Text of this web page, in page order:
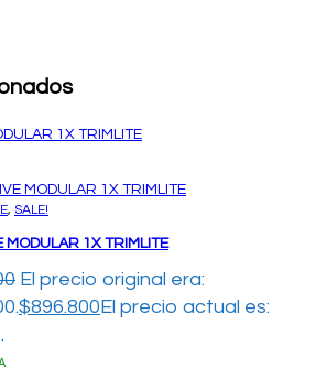
, SALE!
MODULAR 1X TRIMLITE
El precio original era:
$896.800 El precio actual es: